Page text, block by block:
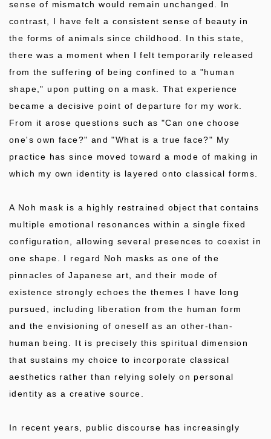
sense of mismatch would remain unchanged. In
contrast, I have felt a consistent sense of beauty in
the forms of animals since childhood. In this state,
there was a moment when I felt temporarily released
from the suffering of being confined to a "human
shape," upon putting on a mask. That experience
became a decisive point of departure for my work.
From it arose questions such as "Can one choose
one's own face?" and "What is a true face?" My
practice has since moved toward a mode of making in
which my own identity is layered onto classical forms.
A Noh mask is a highly restrained object that contains
multiple emotional resonances within a single fixed
configuration, allowing several presences to coexist in
one shape. I regard Noh masks as one of the
pinnacles of Japanese art, and their mode of
existence strongly echoes the themes I have long
pursued, including liberation from the human form
and the envisioning of oneself as an other-than-
human being. It is precisely this spiritual dimension
that sustains my choice to incorporate classical
aesthetics rather than relying solely on personal
identity as a creative source.
In recent years, public discourse has increasingly